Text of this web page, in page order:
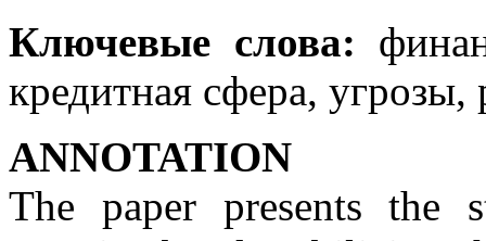
Ключевые слова:
кредитная сфера,
АNNOTATION
The paper presents the